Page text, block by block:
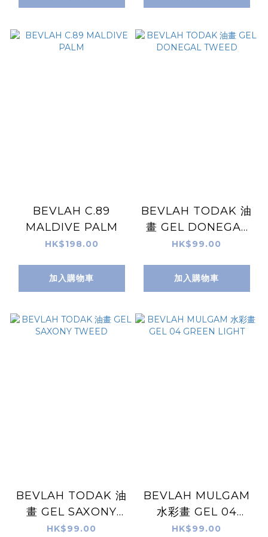
BEVLAH C.89
MALDIVE PALM
HK$198.00
加入購物車
BEVLAH TODAK 油
畫 GEL DONEGAL
TWEED
HK$99.00
加入購物車
BEVLAH TODAK 油
畫 GEL SAXONY
TWEED
HK$99.00
BEVLAH MULGAM
水彩畫 GEL 04
GREEN LIGHT
HK$99.00